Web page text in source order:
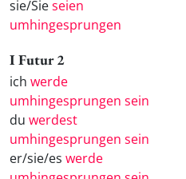
sie/Sieseien
umhingesprungen
I Futur 2
ich werde
umhingesprungen sein
du werdest
umhingesprungen sein
er/sie/es werde